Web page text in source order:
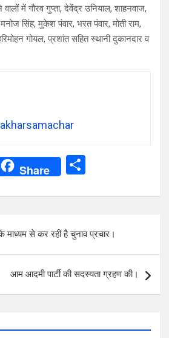
में गौरव गुप्ता, देवेंद्र उनियाल, शाहनवाज,
सिंह, मुकेश पंवार, भरत पंवार, मोती राम,
गोयल, प्रशांत सहित स्थानी दुकानदार व
Share
ar
से कर रही है चुनाव प्रचार।
आम आदमी पार्टी की सदस्यता ग्रहण की।